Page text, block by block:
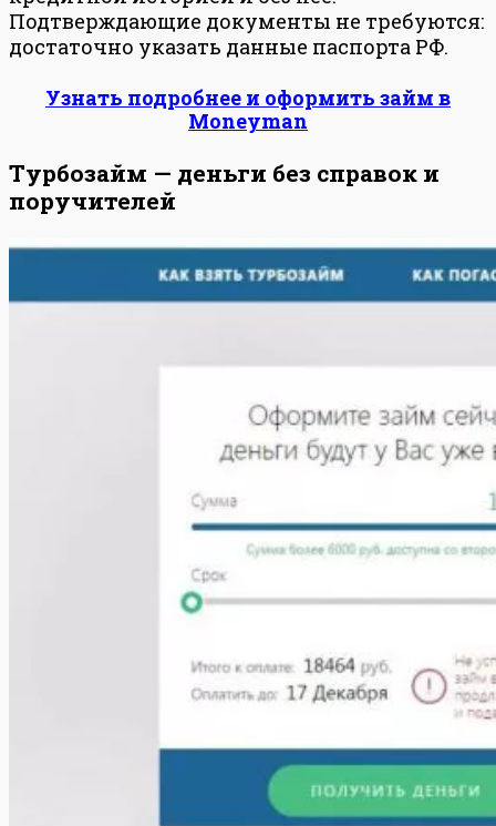
Подтверждающие документы не требуются:
достаточно указать данные паспорта РФ.
Узнать подробнее и оформить займ в
Moneyman
Турбозайм — деньги без справок и
поручителей